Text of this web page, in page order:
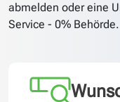
abmelden oder eine
Service - 0% Behörde.